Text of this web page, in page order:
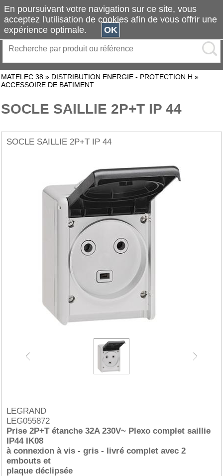
MATELEC 38 » DISTRIBUTION ENERGIE - PROTECTION H »
ACCESSOIRE DE BATIMENT
SOCLE SAILLIE 2P+T IP 44
SOCLE SAILLIE 2P+T IP 44
LEGRAND
LEG055872
Prise 2P+T étanche 32A 230V~ Plexo complet saillie
IP44 IK08
à connexion à vis - gris - livré complet avec 2
embouts et
plaque déclipsée
En poursuivant votre navigation sur ce site, vous
acceptez l'utilisation de cookies afin de vous offrir une
expérience optimale.
OK